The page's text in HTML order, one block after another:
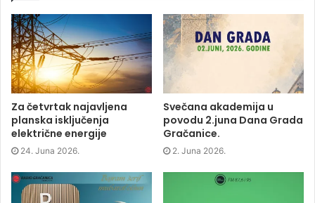
o
n
F
a
c
e
b
o
o
k
(
O
p
e
n
s
i
n
n
w
w
i
n
o
n
T
w
i
t
t
e
r
(
O
p
e
n
s
i
n
n
e
w
i
n
d
o
n
i
n
k
e
d
I
n
(
O
p
e
n
s
i
w
w
i
(
O
n
s
i
n
n
e
w
w
Za četvrtak najavljena
planska isključenja
električne energije
24. Juna 2026.
Svečana akademija u
povodu 2.juna Dana Grada
Gračanice.
2. Juna 2026.